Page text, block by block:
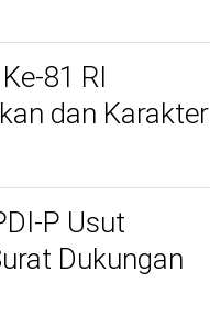
81 RI
dan Karakter
P Usut
Dukungan